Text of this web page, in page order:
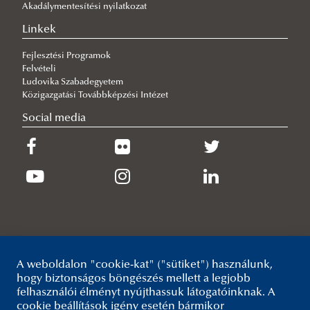
Hallgatói beszámoló a SPARKUP CBRNE Guardians nemzetközi
Rangos nemzetközi elismerésben részesült az RTK oktatója
2026/07/14
Szakmai megbeszélés a szolgálati kutyás képesség tudományos
2026/07/13
Okleveles technikusi tanúsítványokkal az eredményes felvételi
eljárás érdekében
Akadálymentesítési nyilatkozat
Linkek
Fejlesztési Programok
Felvételi
Ludovika Szabadegyetem
Közigazgatási Továbbképzési Intézet
Social media
A weboldalon "cookie-kat" ("sütiket") használunk,
hogy biztonságos böngészés mellett a legjobb
felhasználói élményt nyújthassuk látogatóinknak. A
cookie beállítások igény esetén bármikor